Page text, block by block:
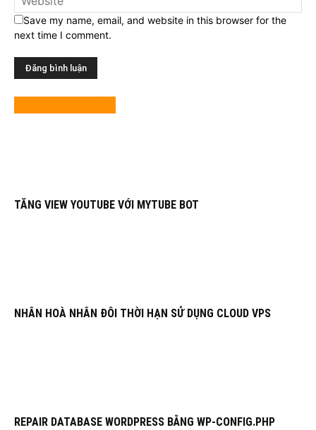
Save my name, email, and website in this browser for the
next time I comment.
TĂNG VIEW YOUTUBE VỚI MYTUBE BOT
NHÂN HOÀ NHÂN ĐÔI THỜI HẠN SỬ DỤNG CLOUD VPS
REPAIR DATABASE WORDPRESS BẰNG WP-CONFIG.PHP